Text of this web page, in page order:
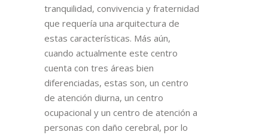
tranquilidad, convivencia y fraternidad
que requería una arquitectura de
estas características. Más aún,
cuando actualmente este centro
cuenta con tres áreas bien
diferenciadas, estas son, un centro
de atención diurna, un centro
ocupacional y un centro de atención a
personas con daño cerebral, por lo